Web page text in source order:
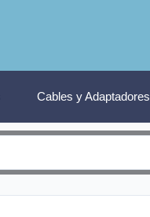
Cables y Adaptadores